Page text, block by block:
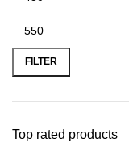
FILTER
Top rated products